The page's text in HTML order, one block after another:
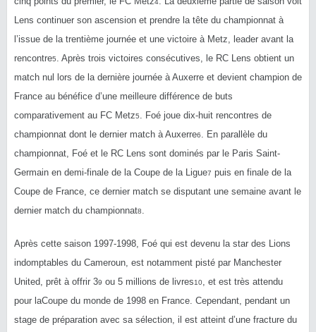
4
Lens continuer son ascension et prendre la tête du championnat à
l’issue de la trentième journée et une victoire à Metz, leader avant la
rencontre5
. Après trois victoires consécutives, le RC Lens obtient un
match nul lors de la dernière journée à Auxerre et devient champion de
France au bénéfice d’une meilleure différence de buts
comparativement au FC Metz5
. Foé joue dix-huit rencontres de
championnat dont le dernier match à Auxerre6
. En parallèle du
championnat, Foé et le RC Lens sont dominés par le Paris Saint-
Germain en demi-finale de la Coupe de la Ligue7 puis en finale de la
Coupe de France, ce dernier match se disputant une semaine avant le
dernier match du championnat8
Après cette saison 1997-1998, Foé qui est devenu la star des Lions
indomptables du Cameroun, est notamment pisté par Manchester
United, prêt à offrir 39 ou 5 millions de livres10
, et est très attendu
pour laCoupe du monde de 1998 en France. Cependant, pendant un
stage de préparation avec sa sélection, il est atteint d’une fracture du